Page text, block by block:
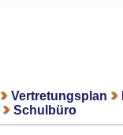
Vertretungsplan
Schulbüro